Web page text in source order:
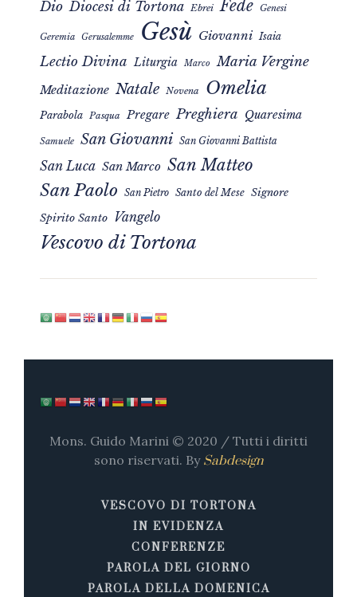
Dio Diocesi di Tortona Ebrei Fede Genesi
Geremia Gerusalemme Gesù Giovanni Isaia
Lectio Divina Liturgia Marco Maria Vergine
Meditazione Natale Novena Omelia
Parabola Pasqua Pregare Preghiera Quaresima
Samuele San Giovanni San Giovanni Battista
San Luca San Marco San Matteo
San Paolo San Pietro Santo del Mese Signore
Spirito Santo Vangelo
Vescovo di Tortona
Mons. Guido Marini © 2020 / Tutti i diritti
sono riservati. By Sabdesign
VESCOVO DI TORTONA
IN EVIDENZA
CONFERENZE
PAROLA DEL GIORNO
PAROLA DELLA DOMENICA